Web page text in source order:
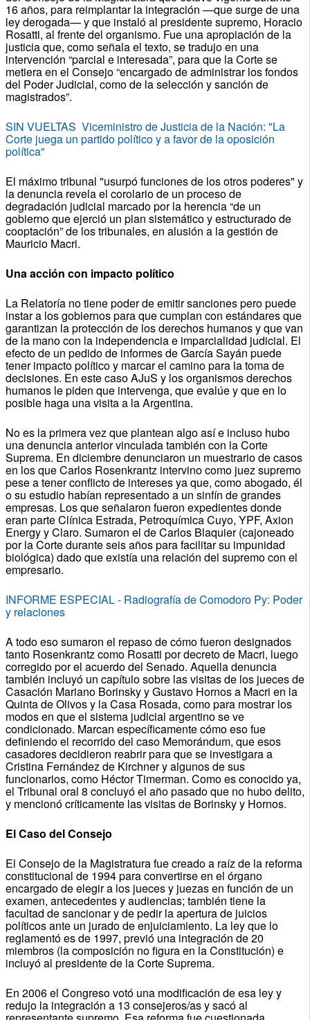
16 años, para reimplantar la integración —que surge de una
ley derogada— y que instaló al presidente supremo, Horacio
Rosatti, al frente del organismo. Fue una apropiación de la
justicia que, como señala el texto, se tradujo en una
intervención “parcial e interesada”, para que la Corte se
metiera en el Consejo “encargado de administrar los fondos
del Poder Judicial, como de la selección y sanción de
magistrados”.
SIN VUELTAS Viceministro de Justicia de la Nación: "La
Corte juega un partido político y a favor de la oposición
política"
El máximo tribunal "usurpó funciones de los otros poderes" y
la denuncia revela el corolario de un proceso de
degradación judicial marcado por la herencia “de un
gobierno que ejerció un plan sistemático y estructurado de
cooptación” de los tribunales, en alusión a la gestión de
Mauricio Macri.
Una acción con impacto político
La Relatoría no tiene poder de emitir sanciones pero puede
instar a los gobiernos para que cumplan con estándares que
garantizan la protección de los derechos humanos y que van
de la mano con la independencia e imparcialidad judicial. El
efecto de un pedido de informes de García Sayán puede
tener impacto político y marcar el camino para la toma de
decisiones. En este caso AJuS y los organismos derechos
humanos le piden que intervenga, que evalúe y que en lo
posible haga una visita a la Argentina.
No es la primera vez que plantean algo así e incluso hubo
una denuncia anterior vinculada también con la Corte
Suprema. En diciembre denunciaron un muestrario de casos
en los que Carlos Rosenkrantz intervino como juez supremo
pese a tener conflicto de intereses ya que, como abogado, él
o su estudio habían representado a un sinfín de grandes
empresas. Los que señalaron fueron expedientes donde
eran parte Clínica Estrada, Petroquímica Cuyo, YPF, Axion
Energy y Claro. Sumaron el de Carlos Blaquier (cajoneado
por la Corte durante seis años para facilitar su impunidad
biológica) dado que existía una relación del supremo con el
empresario.
INFORME ESPECIAL - Radiografía de Comodoro Py: Poder
y relaciones
A todo eso sumaron el repaso de cómo fueron designados
tanto Rosenkrantz como Rosatti por decreto de Macri, luego
corregido por el acuerdo del Senado. Aquella denuncia
también incluyó un capítulo sobre las visitas de los jueces de
Casación Mariano Borinsky y Gustavo Hornos a Macri en la
Quinta de Olivos y la Casa Rosada, como para mostrar los
modos en que el sistema judicial argentino se ve
condicionado. Marcan específicamente cómo eso fue
definiendo el recorrido del caso Memorándum, que esos
casadores decidieron reabrir para que se investigara a
Cristina Fernández de Kirchner y algunos de sus
funcionarios, como Héctor Timerman. Como es conocido ya,
el Tribunal oral 8 concluyó el año pasado que no hubo delito,
y mencionó críticamente las visitas de Borinsky y Hornos.
El Caso del Consejo
El Consejo de la Magistratura fue creado a raíz de la reforma
constitucional de 1994 para convertirse en el órgano
encargado de elegir a los jueces y juezas en función de un
examen, antecedentes y audiencias; también tiene la
facultad de sancionar y de pedir la apertura de juicios
políticos ante un jurado de enjuiciamiento. La ley que lo
reglamentó es de 1997, previó una integración de 20
miembros (la composición no figura en la Constitución) e
incluyó al presidente de la Corte Suprema.
En 2006 el Congreso votó una modificación de esa ley y
redujo la integración a 13 consejeros/as y sacó al